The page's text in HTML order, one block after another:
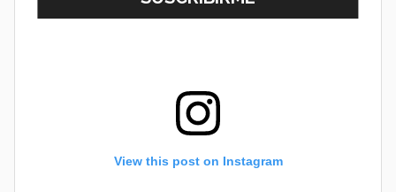
View this post on Instagram